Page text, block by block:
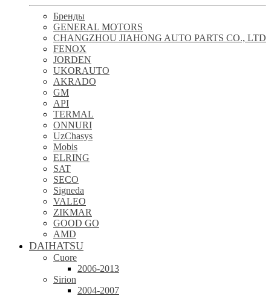
Бренды
GENERAL MOTORS
CHANGZHOU JIAHONG AUTO PARTS CO., LTD
FENOX
JORDEN
UKORAUTO
AKRADO
GM
API
TERMAL
ONNURI
UzChasys
Mobis
ELRING
SAT
SECO
Signeda
VALEO
ZIKMAR
GOOD GO
AMD
DAIHATSU
Cuore
2006-2013
Sirion
2004-2007